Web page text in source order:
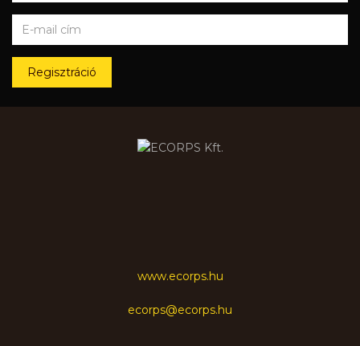
Regisztráció
www.ecorps.hu
ecorps@ecorps.hu